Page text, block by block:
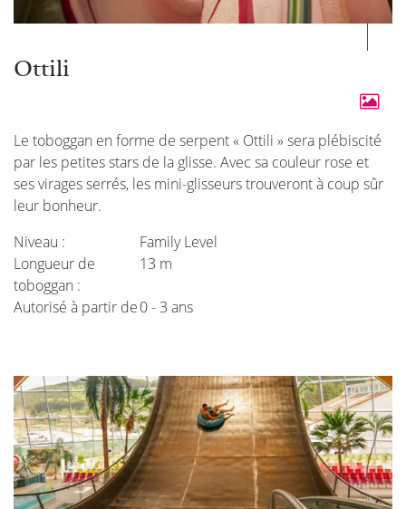
Ottili
Le toboggan en forme de serpent « Ottili » sera plébiscité
par les petites stars de la glisse. Avec sa couleur rose et
ses virages serrés, les mini-glisseurs trouveront à coup sûr
leur bonheur.
Niveau :
Family Level
Longueur de
toboggan :
13 m
Autorisé à partir de0 - 3 ans